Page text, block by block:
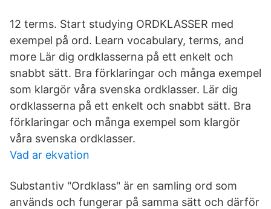
12 terms. Start studying ORDKLASSER med
exempel på ord. Learn vocabulary, terms, and
more Lär dig ordklasserna på ett enkelt och
snabbt sätt. Bra förklaringar och många exempel
som klargör våra svenska ordklasser. Lär dig
ordklasserna på ett enkelt och snabbt sätt. Bra
förklaringar och många exempel som klargör
våra svenska ordklasser.
Vad ar ekvation
Substantiv "Ordklass" är en samling ord som
används och fungerar på samma sätt och därför